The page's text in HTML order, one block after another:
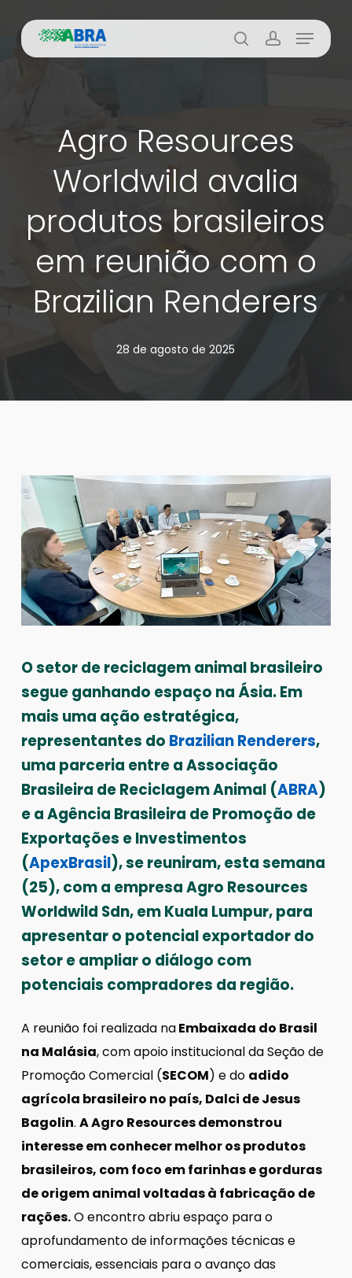
main
buscaaccount
Menu
Agro Resources
Worldwild avalia
produtos brasileiros
em reunião com o
Brazilian Renderers
28 de agosto de 2025
O setor de reciclagem animal brasileiro
segue ganhando espaço na Ásia. Em
mais uma ação estratégica,
representantes do Brazilian Renderers,
uma parceria entre a Associação
Brasileira de Reciclagem Animal (ABRA)
e a Agência Brasileira de Promoção de
Exportações e Investimentos
(ApexBrasil), se reuniram, esta semana
(25), com a empresa Agro Resources
Worldwild Sdn, em Kuala Lumpur, para
apresentar o potencial exportador do
setor e ampliar o diálogo com
potenciais compradores da região.
A reunião foi realizada naEmbaixada do Brasil
na Malásia, com apoio institucional da Seção de
Promoção Comercial (SECOM) e do adido
agrícola brasileiro no país, Dalci de Jesus
Bagolin. A Agro Resources demonstrou
interesse em conhecer melhor os produtos
brasileiros, com foco em farinhas e gorduras
de origem animal voltadas à fabricação de
rações.O encontro abriu espaço para o
aprofundamento de informações técnicas e
comerciais, essenciais para o avanço das